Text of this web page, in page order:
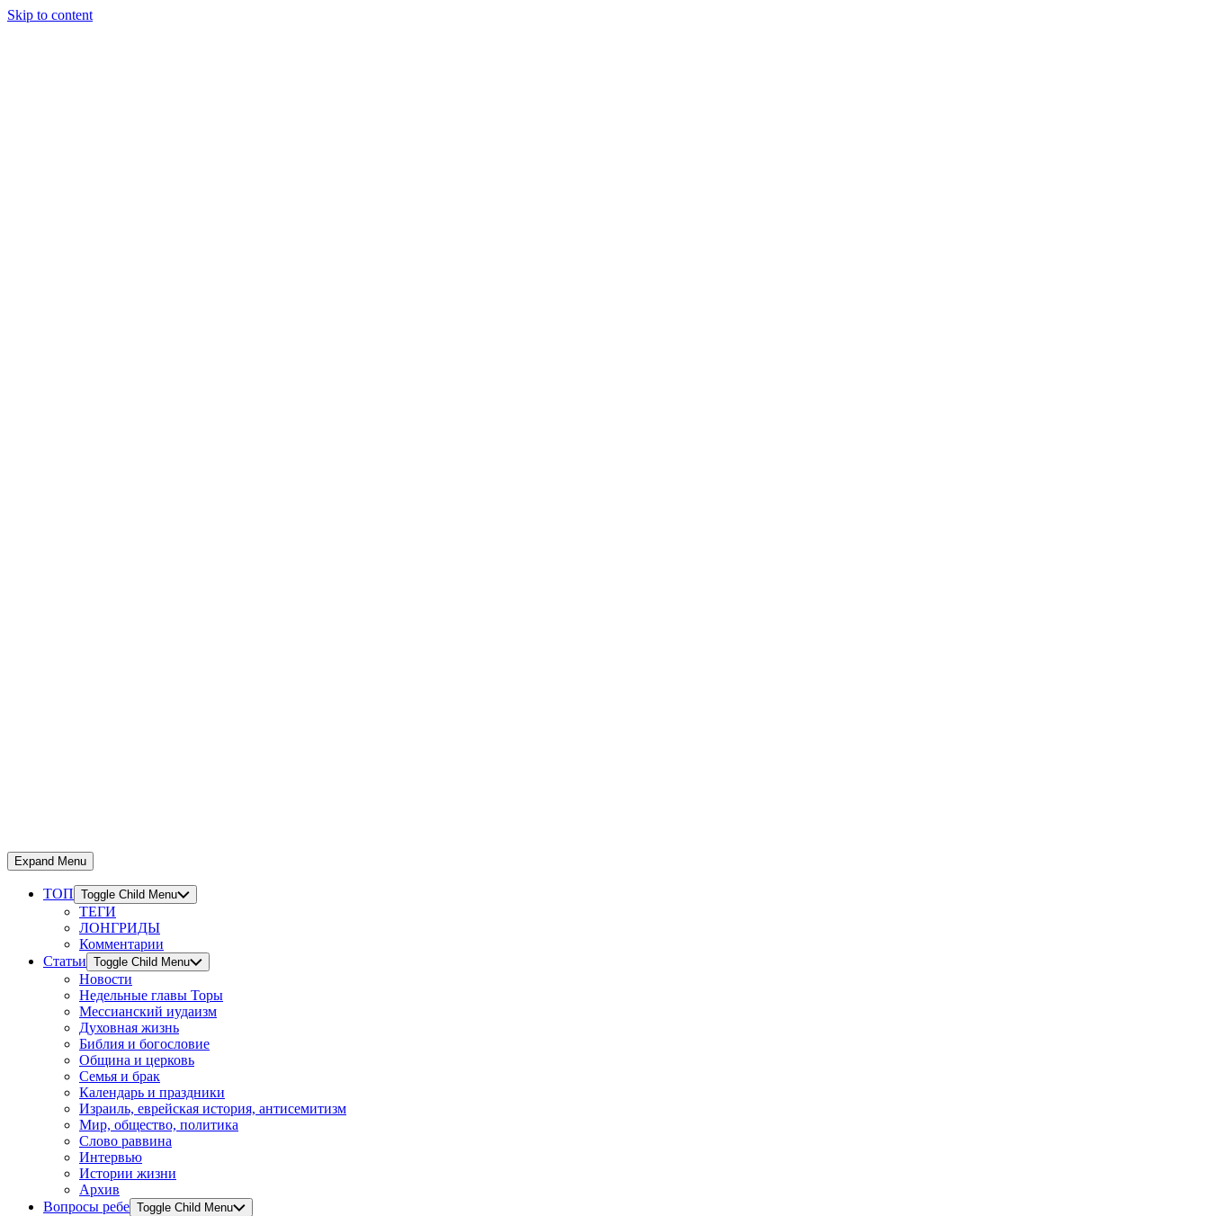
Skip to content
Expand Menu
ТОП Toggle Child Menu
ТЕГИ
ЛОНГРИДЫ
Комментарии
Статьи Toggle Child Menu
Новости
Недельные главы Торы
Мессианский иудаизм
Духовная жизнь
Библия и богословие
Община и церковь
Семья и брак
Календарь и праздники
Израиль, еврейская история, антисемитизм
Мир, общество, политика
Слово раввина
Интервью
Истории жизни
Архив
Вопросы ребе Toggle Child Menu